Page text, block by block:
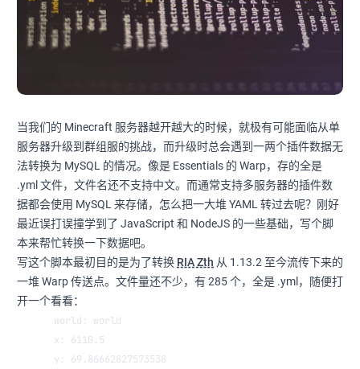
当我们的 Minecraft 服务器越开越大的时候，就极有可能面临从单
服务器升级到群组服的挑战，而升级时总会遇到一两个插件数据无
法转换为 MySQL 的情况。像是 Essentials 的 Warp，存的全是
.yml 文件，文件名还不支持中文。而通常支持多服务器的插件数
据都会使用 MySQL 来存储，怎么把一大堆 YAML 转过去呢？刚好
最近误打误撞学到了 JavaScript 和 NodeJS 的一些基础，写个脚
本来帮忙转换一下数据吧。
写这个脚本最初目的是为了转换 RIA Zth 从 1.13.2 至今流传下来的
一堆 Warp 传送点。文件量还不少，有 285 个，全是 .yml，随便打
开一个看看：
world: world
x: 6110.5
y: 69.86662827573538